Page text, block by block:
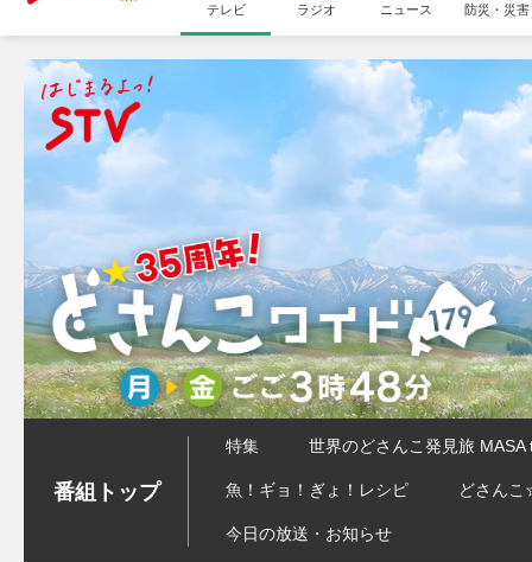
ＳＴＶ札
幌テレビ
ュ
テレビ ラジオ ニュース 防災・災害
番組トップ
特集 世界のどさんこ発見旅 MASA
魚！ギョ！ぎょ！レシピ どさん
今日の放送・お知らせ